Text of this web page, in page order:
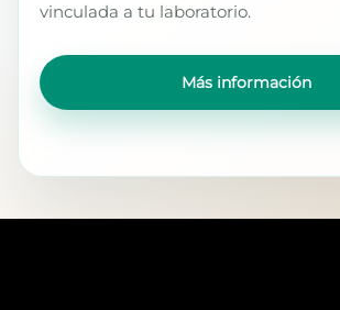
vinculada a tu laboratorio.
Más información